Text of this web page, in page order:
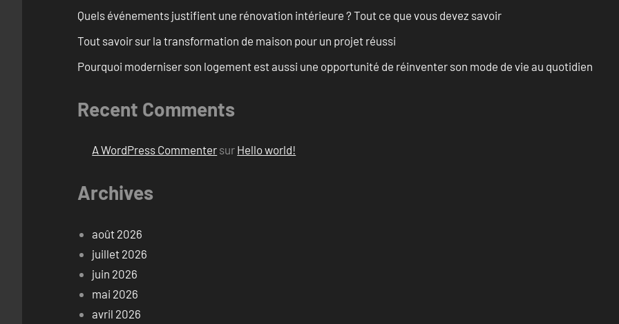
Quels événements justifient une rénovation intérieure ? Tout ce que vous devez savoir
Tout savoir sur la transformation de maison pour un projet réussi
Pourquoi moderniser son logement est aussi une opportunité de réinventer son mode de vie au quotidien
Recent Comments
A WordPress Commenter sur Hello world!
Archives
août 2026
juillet 2026
juin 2026
mai 2026
avril 2026